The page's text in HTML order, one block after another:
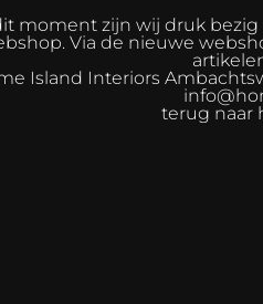
moment zijn wij druk
Via de nieuwe
Island Interiors
terug naar